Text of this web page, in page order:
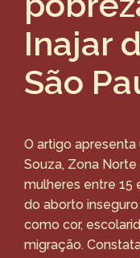
Inajar
São
O artigo apresenta
Souza, Zona
mulheres entre 15
do aborto
como cor,
migração.